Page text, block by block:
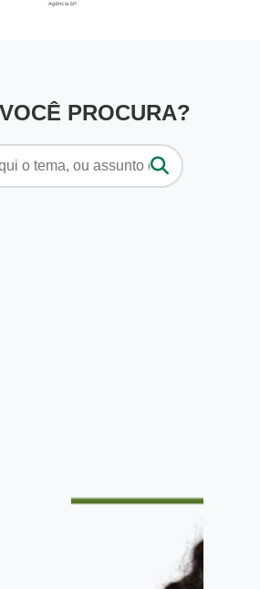
PROCURA?